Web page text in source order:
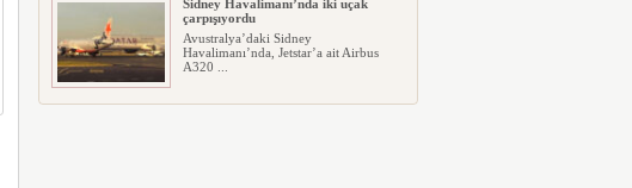
Sidney Havalimanı’nda iki uçak
çarpışıyordu
Avustralya’daki Sidney
Havalimanı’nda, Jetstar’a ait Airbus
A320 ...
Cebu Pacific’in A321’i Filipinler’de